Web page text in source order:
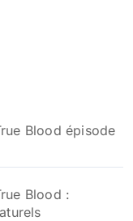
Blood épisode
Blood :